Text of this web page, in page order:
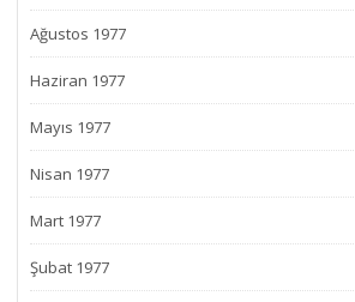
Ağustos 1977
Haziran 1977
Mayıs 1977
Nisan 1977
Mart 1977
Şubat 1977